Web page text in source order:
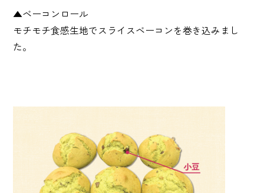
▲ベーコンロール
モチモチ食感生地でスライスベーコンを巻き込みまし
た。